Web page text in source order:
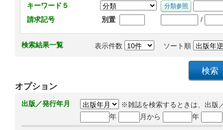
キーワード５
請求記号
別置 /
検索結果一覧 表示件数 ソート順
オプション
出版／発行年月
※雑誌を検索するときは、出版
年
月から 年